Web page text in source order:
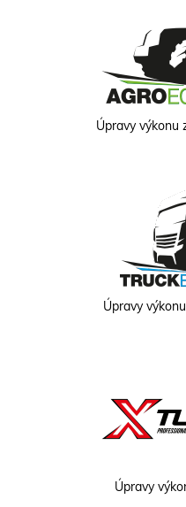
Úpravy výkonu
Úpravy
Úpravy